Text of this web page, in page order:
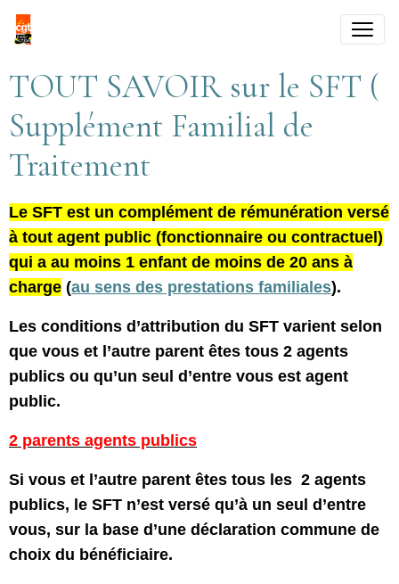
TOUT SAVOIR sur le SFT (
Supplément Familial de
Traitement
Le SFT est un complément de rémunération versé
à tout agent public (fonctionnaire ou contractuel)
qui a au moins 1 enfant de moins de 20 ans à
charge (au sens des prestations familiales).
Les conditions d’attribution du SFT varient selon
que vous et l’autre parent êtes tous 2 agents
publics ou qu’un seul d’entre vous est agent
public.
2 parents agents publics
Si vous et l’autre parent êtes tous les 2 agents
publics, le SFT n’est versé qu’à un seul d’entre
vous, sur la base d’une déclaration commune de
choix du bénéficiaire.